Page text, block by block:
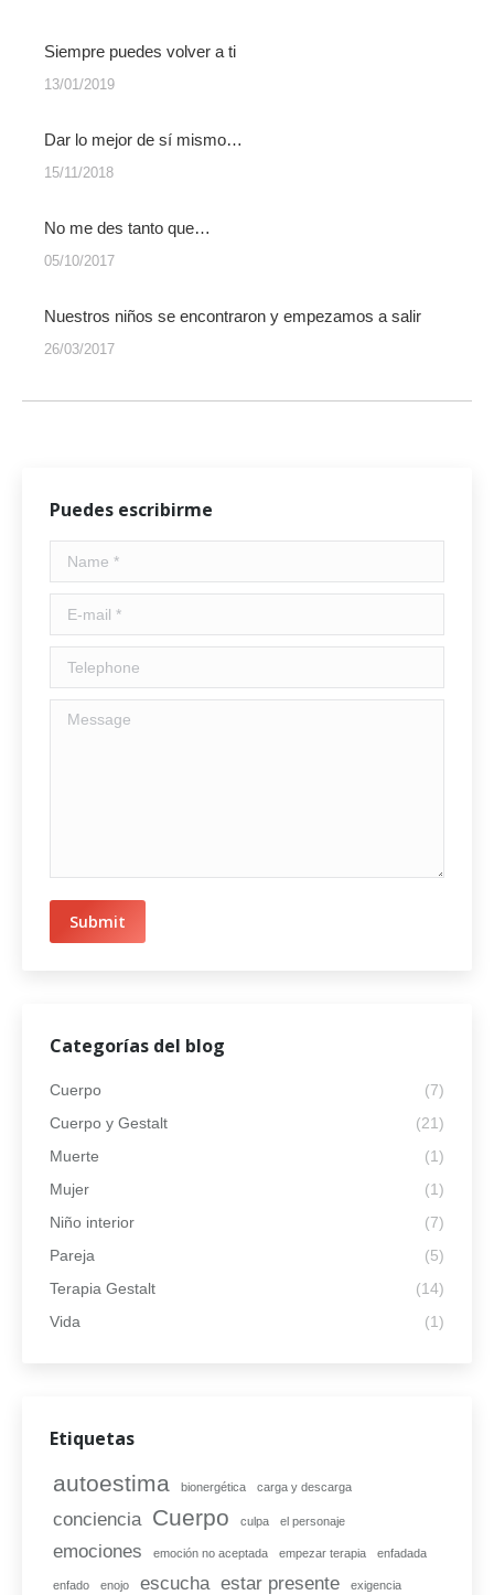
Siempre puedes volver a ti
13/01/2019
Dar lo mejor de sí mismo…
15/11/2018
No me des tanto que…
05/10/2017
Nuestros niños se encontraron y empezamos a salir
26/03/2017
Puedes escribirme
Name *
E-mail *
Telephone
Message
Submit
Categorías del blog
Cuerpo
(7)
Cuerpo y Gestalt
(21)
Muerte
(1)
Mujer
(1)
Niño interior
(7)
Pareja
(5)
Terapia Gestalt
(14)
Vida
(1)
Etiquetas
autoestima bionergética carga y descarga
conciencia Cuerpo culpa el personaje
emociones emoción no aceptada empezar terapia enfadada
enfado enojo escucha estar presente exigencia